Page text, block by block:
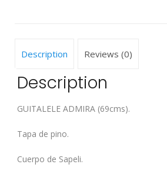
Description Reviews (0)
Description
GUITALELE ADMIRA (69cms).
Tapa de pino.
Cuerpo de Sapeli.